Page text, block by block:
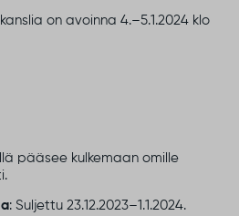
on avoinna 4.–5.1.2024 klo
pääsee kulkemaan omille
: Suljettu 23.12.2023–1.1.2024.